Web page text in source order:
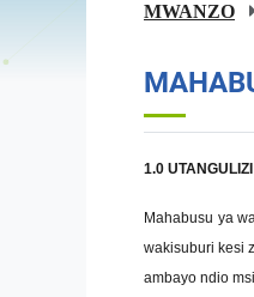
MWANZO
1.0 UTANGULIZI
Mahabusu ya
wakisuburi kesi
ambayo ndio